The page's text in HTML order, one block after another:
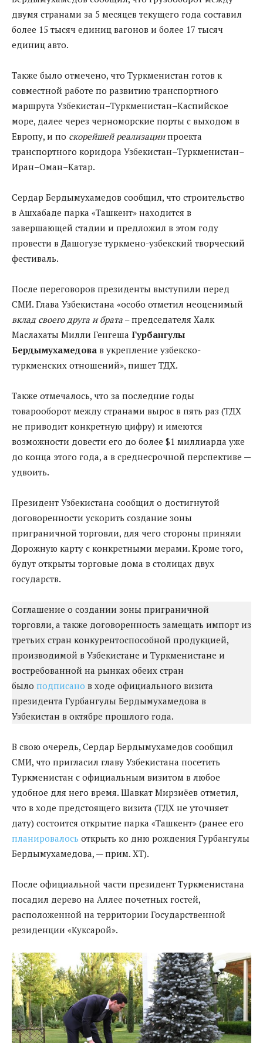
двумя странами за 5 месяцев текущего года составил
более 15 тысяч единиц вагонов и более 17 тысяч
единиц авто.
Также было отмечено, что Туркменистан готов к
совместной работе по развитию транспортного
маршрута Узбекистан–Туркменистан–Каспийское
море, далее через черноморские порты с выходом в
Европу, и по скорейшей реализациипроекта
транспортного коридора Узбекистан–Туркменистан–
Иран–Оман–Катар.
Сердар Бердымухамедов сообщил, что строительство
в Ашхабаде парка «Ташкент» находится в
завершающей стадии и предложил в этом году
провести в Дашогузе туркмено-узбекский творческий
фестиваль.
После переговоров президенты выступили перед
СМИ. Глава Узбекистана «особо отметил неоценимый
вклад своего друга и брата – председателя Халк
Маслахаты Милли Генгеша Гурбангулы
Бердымухамедова в укрепление узбекско-
туркменских отношений», пишет ТДХ.
Также отмечалось, что за последние годы
товарооборот между странами вырос в пять раз (ТДХ
не приводит конкретную цифру) и имеются
возможности довести его до более $1 миллиарда уже
до конца этого года, а в среднесрочной перспективе —
удвоить.
Президент Узбекистана сообщил о достигнутой
договоренности ускорить создание зоны
приграничной торговли, для чего стороны приняли
Дорожную карту с конкретными мерами. Кроме того,
будут открыты торговые дома в столицах двух
государств.
Соглашение о создании зоны приграничной
торговли, а также договоренность замещать импорт из
третьих стран конкурентоспособной продукцией,
производимой в Узбекистане и Туркменистане и
востребованной на рынках обеих стран
было подписано в ходе официального визита
президента Гурбангулы Бердымухамедова в
Узбекистан в октябре прошлого года.
В свою очередь, Сердар Бердымухамедов сообщил
СМИ, что пригласил главу Узбекистана посетить
Туркменистан с официальным визитом в любое
удобное для него время. Шавкат Мирзиёев отметил,
что в ходе предстоящего визита (ТДХ не уточняет
дату) состоится открытие парка «Ташкент» (ранее его
планировалось открыть ко дню рождения Гурбангулы
Бердымухамедова, — прим. ХТ).
После официальной части президент Туркменистана
посадил дерево на Аллее почетных гостей,
расположенной на территории Государственной
резиденции «Куксарой».